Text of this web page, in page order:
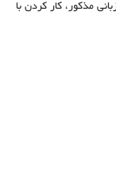
مذکور، کار کردن با